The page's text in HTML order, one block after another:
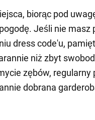
biorąc pod
Jeśli nie masz
dress code'u,
niż zbyt
zębów, regularny
dobrana